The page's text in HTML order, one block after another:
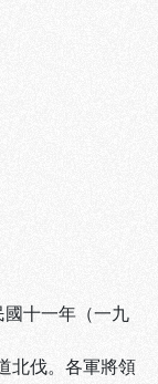
十一年（一九
北伐。各軍將領